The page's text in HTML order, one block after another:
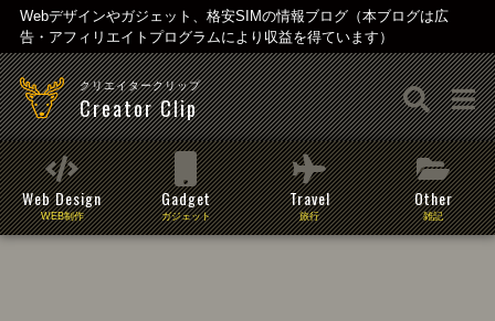
Webデザインやガジェット、格安SIMの情報ブログ（本ブログは広
告・アフィリエイトプログラムにより収益を得ています）
クリエイタークリップ
Creator Clip
Web Design
WEB制作
Gadget
ガジェット
Travel
旅行
Other
雑記